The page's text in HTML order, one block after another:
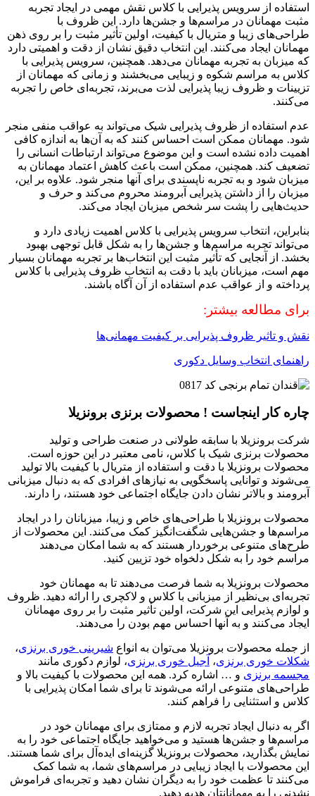
استفاده از سرویس پذیرایی با کلاس نقش مهمی در ایجاد تجربه
مثبت مهمانان در مراسم‌ها و جشن‌ها دارد. این ظروف با
طراحی‌های زیبا و متریال با کیفیت، اولین تأثیر مثبت را بر روی ذهن
مهمانان ایجاد می‌کنند. این انتخاب دقیق نشان از دقت و اهمیتی دارد
که میزبان به تجربه مهمانان می‌دهد. همچنین، سرویس پذیرایی با
کلاس به مراسم شکوه و زیبایی می‌بخشند و زمانی که مهمانان از
تزیینات و ظروف زیبا پذیرایی لذت می‌برند، تجربه‌ای خاص را تجربه
می‌کنند.
عدم استفاده از ظروف پذیرایی شیک می‌تواند به عواقب منفی منجر
شود. مهمانان ممکن است احساس کنند که به آن‌ها به اندازه کافی
اهمیت داده نشده است و این موضوع می‌تواند ارتباطات انسانی را
تضعیف کند. همچنین، ممکن است باعث کاهش اعتماد مهمانان به
میزبان شود و به تجربه ناپسندی برای آنها منجر شود. علاوه بر این،
میزبان را از داشتن پذیرایی آبرومند محروم می‌کند و حرف و
حدیث‌هایی را پشت سر شخص میزبان ایجاد می‌کند.
بنابراین، انتخاب سرویس پذیرایی با کلاس اهمیت زیادی دارد و
می‌تواند تجربه مراسم‌ها و جشن‌ها را به شکل قابل توجهی بهبود
بخشد. از آنجایی که تأثیر مثبت این انتخاب‌ها بر تجربه مهمانان بسیار
مهم است، میزبانان باید با دقت به انتخاب ظروف پذیرایی با کلاس
پرداخته و از عواقب عدم استفاده از آن آگاه باشند.
برای مطالعه بیشتر:
نقش و تاثیر ظروف پذیرایی بر کیفیت مهمانی‌ها
راهنمای انتخاب وسایل دکوری
چاره کار اینجاست ! محصولات برنزی برونزیلا
شرکت برونزیلا با سابقه‌ طولانی در صنعت طراحی و تولید
محصولات برنزی شیک با کلاس، نامی معتبر در این حوزه است.
محصولات برونزیلا با دقت و استفاده از متریال با کیفیت بالا تولید
می‌شوند و توانایی پاسخگویی به نیازهای افرادی که به دنبال میزبانی
آبرومند و بالاتر نشان دادن جایگاه اجتماعی خود هستند، را دارند.
محصولات برونزیلا با طراحی‌های خاص و زیبا، میزبانان را در ایجاد
مراسم‌ها و جشن‌هایی شگفت‌انگیز کمک می‌کنند. این محصولات از
طرح‌های متنوعی برخوردار هستند که به شما امکان می‌دهند
مراسم خود را به شکل دلخواه خود تزیین کنید.
محصولات برونزیلا به شما فرصت می‌دهند تا به مهمانان خود
تجربه‌ای بی‌نظیر از میزبانی با کلاس و لاکچری را ارائه دهید. ظروف
و لوازم پذیرایی این شرکت، اولین تأثیر مثبت را بر روی مهمانان
ایجاد می‌کنند و به آنها احساس مهم بودن را می‌دهند.
از جمله محصولات برونزیلا می‌توان به انواع شیرینی خوری برنزی،
شکلات خوری برنزی، آجیل خوری برنزی، لوازم دکوری مانند
مجسمه برنزی و … اشاره کرد. همه این محصولات با کیفیت بالا و
طراحی‌های متنوعی ارائه می‌شوند تا برای شما امکان پذیرایی با
کلاس و استثنایی را فراهم کنند.
اگر به دنبال ایجاد تجربه لازم و ممتازی برای مهمانان خود در
مراسم‌ها و جشن‌ها هستید و می‌خواهید جایگاه اجتماعی خود را به
نمایش بگذارید، محصولات برونزیلا گزینه‌ای ایده‌آل برای شما هستند.
این محصولات با ایجاد زیبایی در مراسم‌های شما، به شما کمک
می‌کنند تا عظمت خود را به دیگران نشان دهید و تجربه‌ای فراموش
نشدنی را به مهمانانتان هدیه دهید.